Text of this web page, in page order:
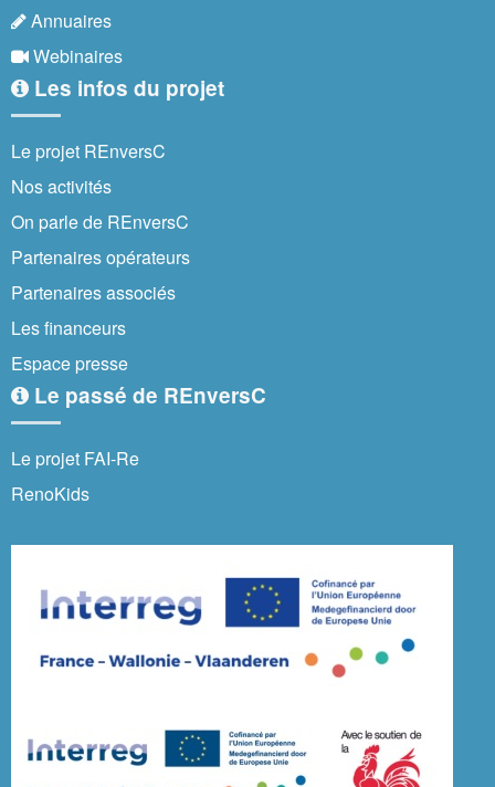
Annuaires
Webinaires
Les infos du projet
Le projet REnversC
Nos activités
On parle de REnversC
Partenaires opérateurs
Partenaires associés
Les financeurs
Espace presse
Le passé de REnversC
Le projet FAI-Re
RenoKids